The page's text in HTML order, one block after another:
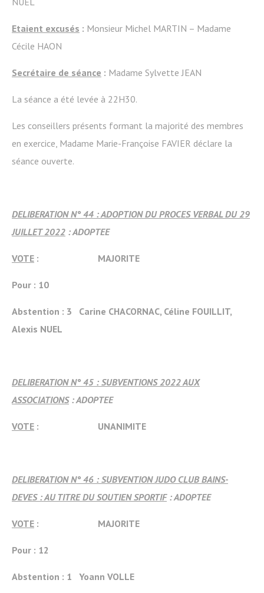
Etaient excusés : Monsieur Michel MARTIN – Madame
Cécile HAON
Secrétaire de séance : Madame Sylvette JEAN
La séance a été levée à 22H30.
Les conseillers présents formant la majorité des membres
en exercice, Madame Marie-Françoise FAVIER déclare la
séance ouverte.
DELIBERATION N° 44 : ADOPTION DU PROCES VERBAL DU 29
JUILLET 2022 : ADOPTEE
VOTE : MAJORITE
Pour : 10
Abstention : 3 Carine CHACORNAC, Céline FOUILLIT,
Alexis NUEL
DELIBERATION N° 45 : SUBVENTIONS 2022 AUX
ASSOCIATIONS: ADOPTEE
VOTE : UNANIMITE
DELIBERATION N° 46 : SUBVENTION JUDO CLUB BAINS-
DEVES : AU TITRE DU SOUTIEN SPORTIF: ADOPTEE
VOTE : MAJORITE
Pour : 12
Abstention : 1 Yoann VOLLE